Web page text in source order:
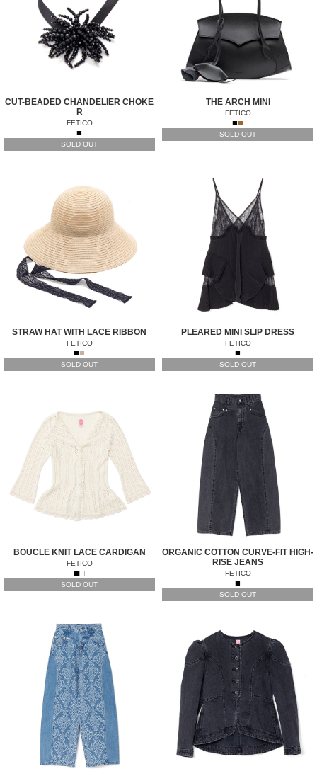
CUT-BEADED CHANDELIER CHOKE
R
FETICO
■
SOLD OUT
THE ARCH MINI
FETICO
■■
SOLD OUT
STRAW HAT WITH LACE RIBBON
FETICO
■■
SOLD OUT
PLEARED MINI SLIP DRESS
FETICO
■
SOLD OUT
BOUCLE KNIT LACE CARDIGAN
FETICO
■□
SOLD OUT
ORGANIC COTTON CURVE-FIT HIGH-
RISE JEANS
FETICO
■
SOLD OUT